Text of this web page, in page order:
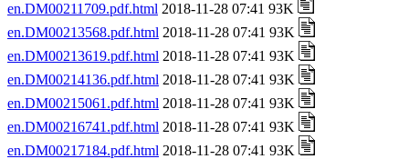
en.DM00211709.pdf.html 2018-11-28 07:41 93K
en.DM00213568.pdf.html 2018-11-28 07:41 93K
en.DM00213619.pdf.html 2018-11-28 07:41 93K
en.DM00214136.pdf.html 2018-11-28 07:41 93K
en.DM00215061.pdf.html 2018-11-28 07:41 93K
en.DM00216741.pdf.html 2018-11-28 07:41 93K
en.DM00217184.pdf.html 2018-11-28 07:41 93K